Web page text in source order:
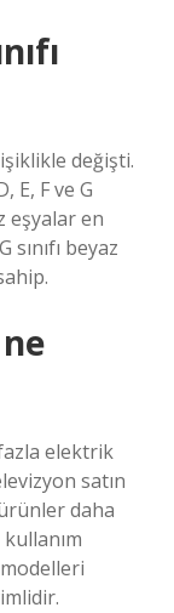
değişti.
E, F ve G
eşyalar en
beyaz
elektrik
satın
daha